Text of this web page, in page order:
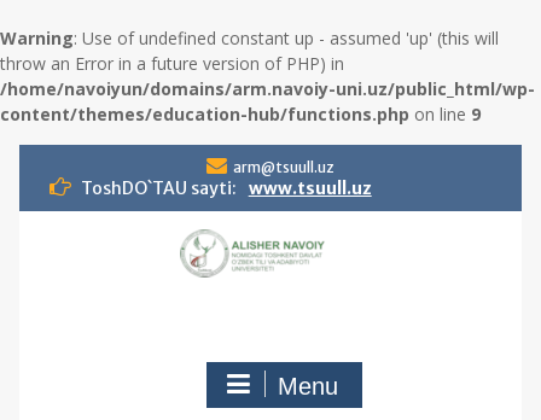
Warning: Use of undefined constant up - assumed 'up' (this will
throw an Error in a future version of PHP) in
/home/navoiyun/domains/arm.navoiy-uni.uz/public_html/wp-
content/themes/education-hub/functions.php on line 9
i
arm@tsuull.uz
ToshDO`TAU sayti: www.tsuull.uz
Menu